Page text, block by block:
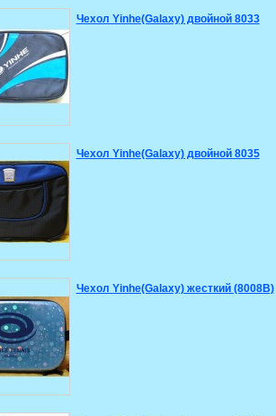
Чехол Yinhe(Galaxy) двойной 8033
Чехол Yinhe(Galaxy) двойной 8035
Чехол Yinhe(Galaxy) жесткий (8008B)